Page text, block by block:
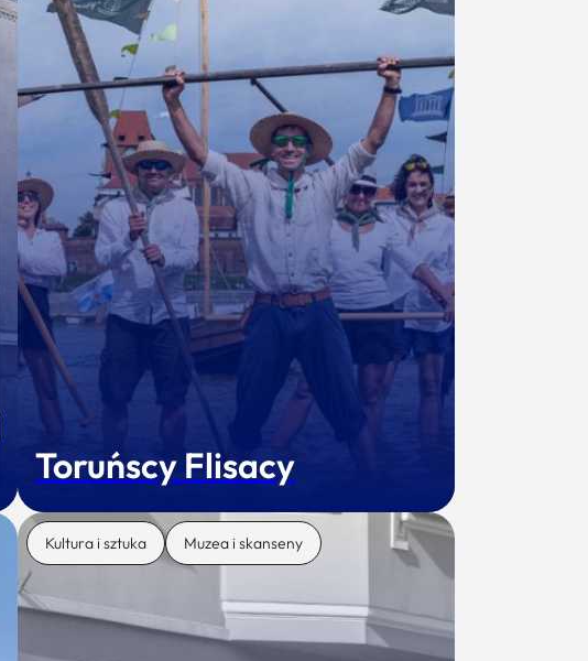
Toruńscy Flisacy
Kultura i sztuka Muzea i skanseny